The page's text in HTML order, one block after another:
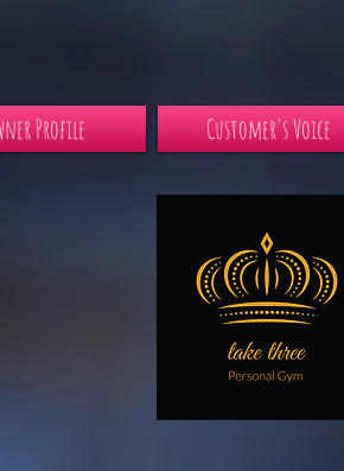
Profile Customer's Voice